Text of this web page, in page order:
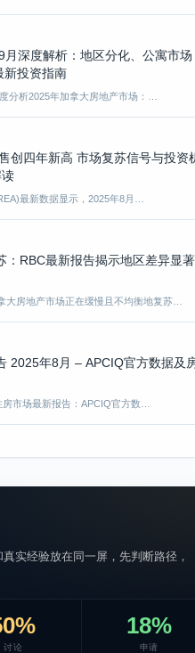
深度解析：地区分化、公寓市场
新投资指南
分析2025年加拿大房地产市场：…
创四年新高 市场复苏信号与投资
最新数据显示，2025年8月…
：RBC最新报告揭示地区差异显著
大房地产市场正在缓慢且不均衡地复苏…
2025年8月 – APCIQ官方数据及
市场最新报告：APCIQ官方数…
实经验放在同一屏，先判断路径，
讨论
18%
申请